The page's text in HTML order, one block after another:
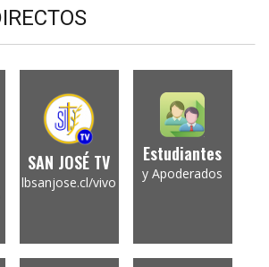
SAN JOSÉ TV
lbsanjose.cl/vivo
Estudiantes
y Apoderados